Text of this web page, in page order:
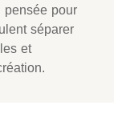
pensée pour
séparer
et